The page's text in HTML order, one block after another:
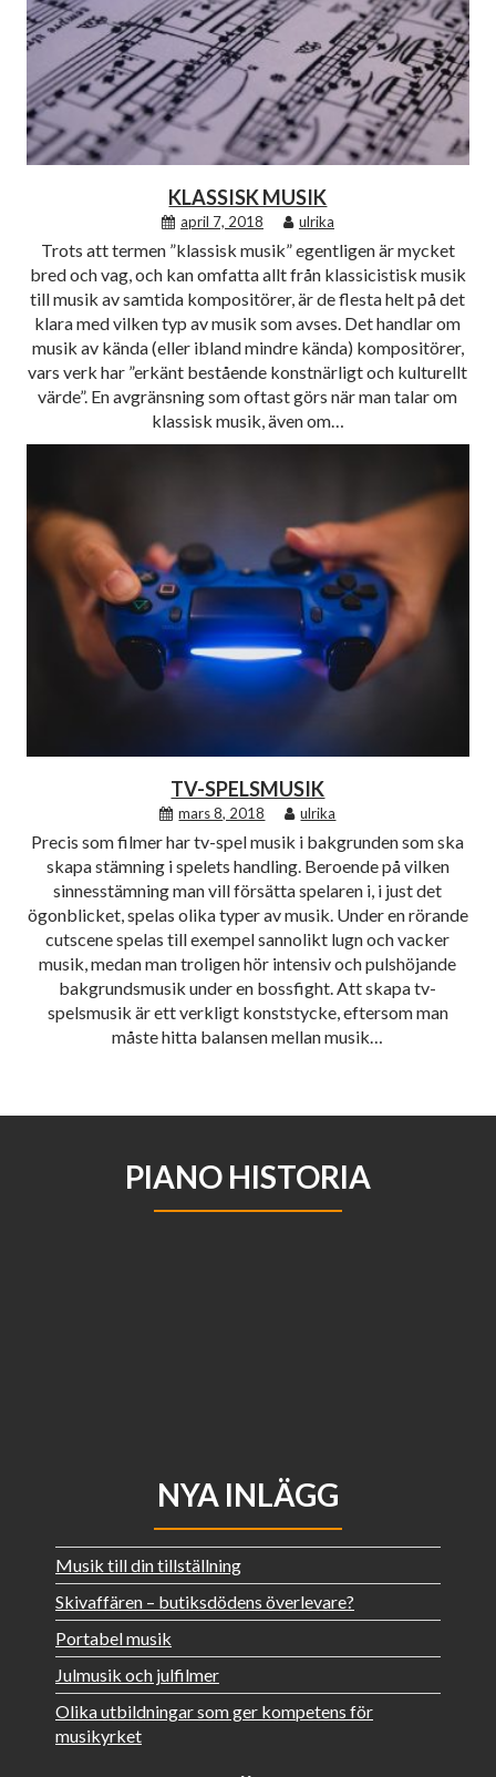
KLASSISK MUSIK
april 7, 2018 ulrika
Trots att termen ”klassisk musik” egentligen är mycket
bred och vag, och kan omfatta allt från klassicistisk musik
till musik av samtida kompositörer, är de flesta helt på det
klara med vilken typ av musik som avses. Det handlar om
musik av kända (eller ibland mindre kända) kompositörer,
vars verk har ”erkänt bestående konstnärligt och kulturellt
värde”. En avgränsning som oftast görs när man talar om
klassisk musik, även om…
TV-SPELSMUSIK
mars 8, 2018 ulrika
Precis som filmer har tv-spel musik i bakgrunden som ska
skapa stämning i spelets handling. Beroende på vilken
sinnesstämning man vill försätta spelaren i, i just det
ögonblicket, spelas olika typer av musik. Under en rörande
cutscene spelas till exempel sannolikt lugn och vacker
musik, medan man troligen hör intensiv och pulshöjande
bakgrundsmusik under en bossfight. Att skapa tv-
spelsmusik är ett verkligt konststycke, eftersom man
måste hitta balansen mellan musik…
PIANO HISTORIA
NYA INLÄGG
Musik till din tillställning
Skivaffären – butiksdödens överlevare?
Portabel musik
Julmusik och julfilmer
Olika utbildningar som ger kompetens för
musikyrket